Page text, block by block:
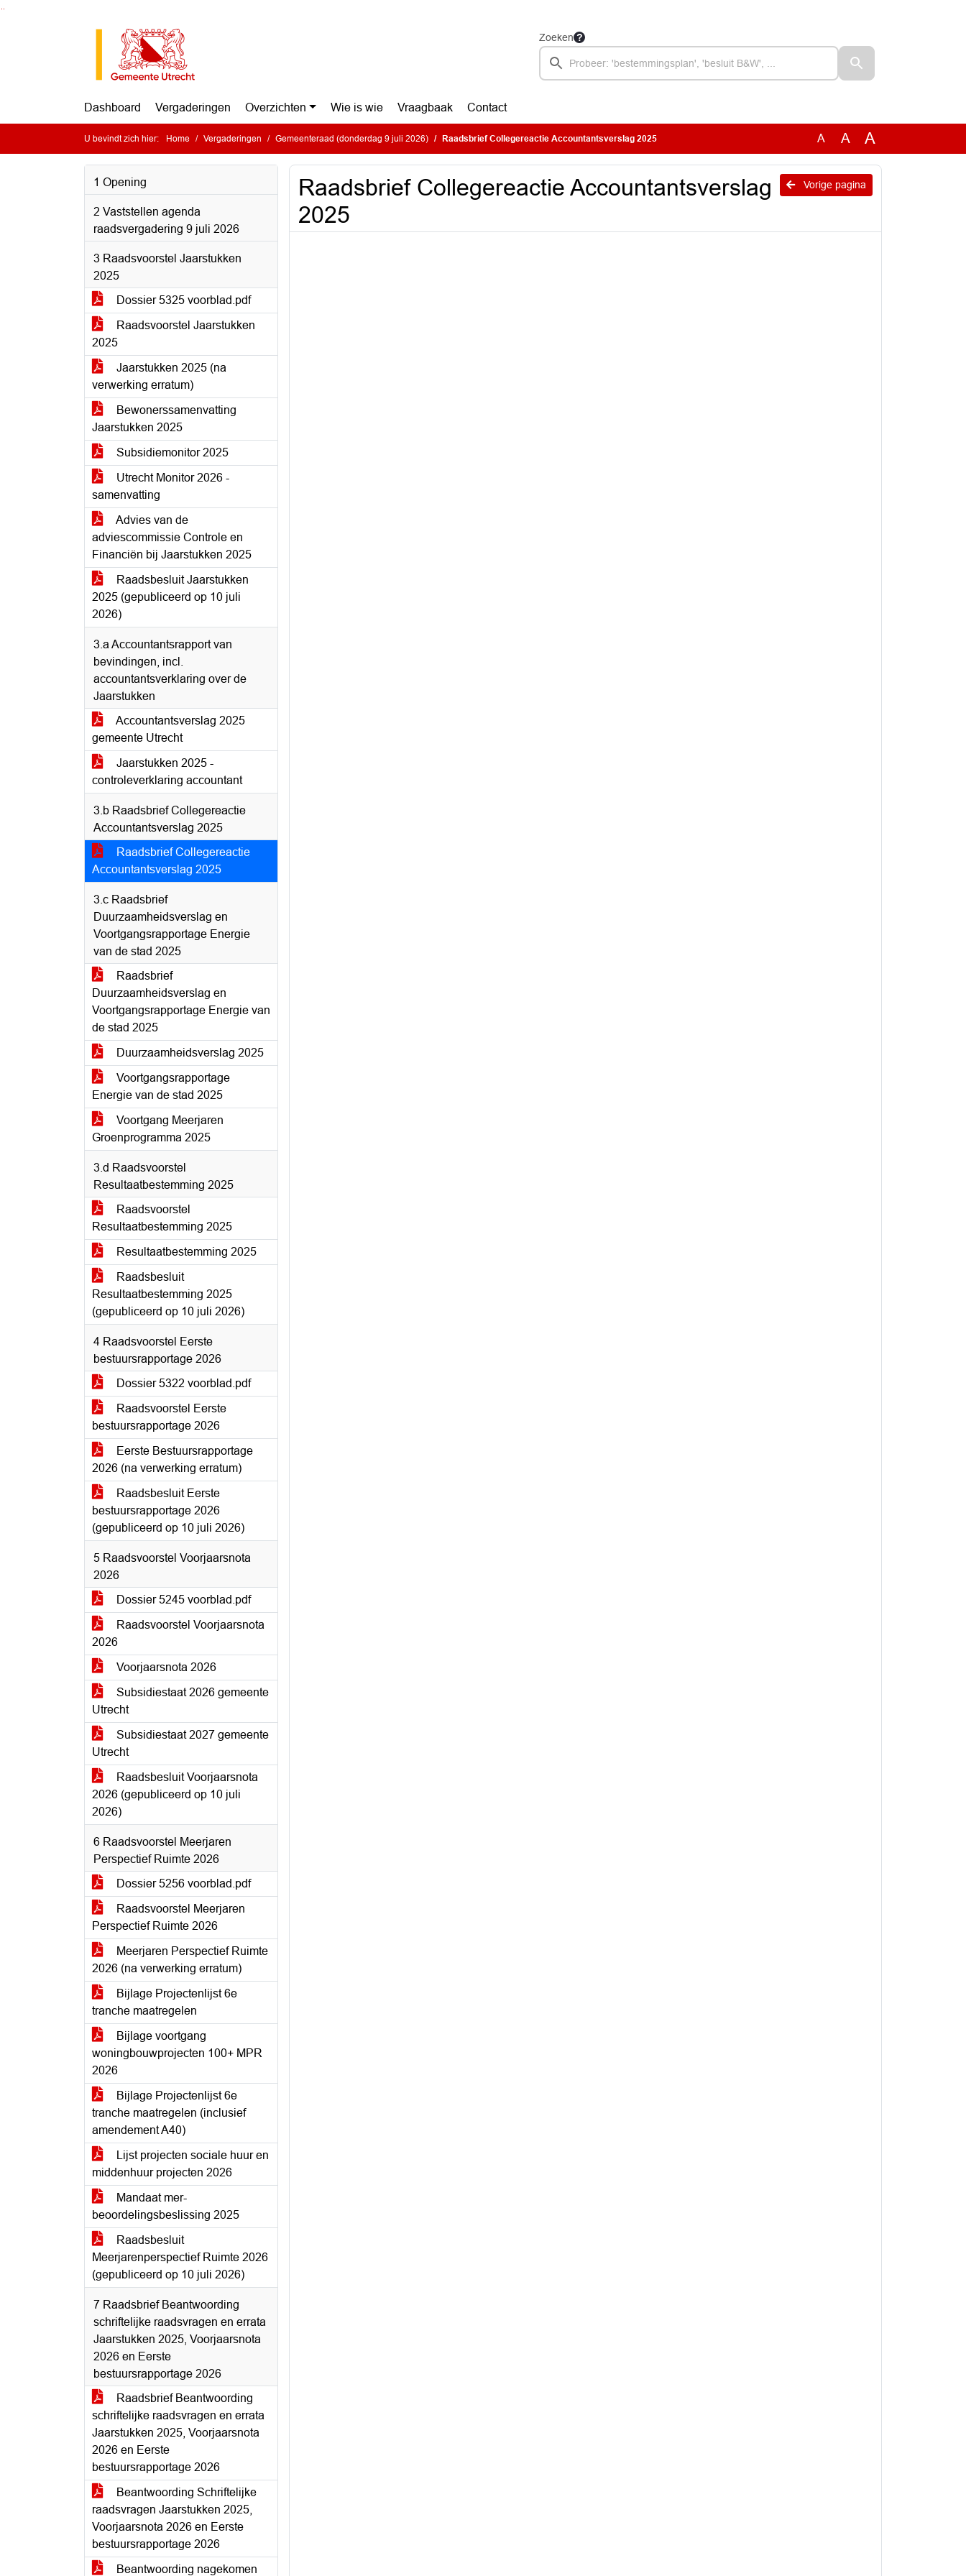
Zoeken
Dashboard Vergaderingen Overzichten Wie is wie Vraagbaak Contact
U bevindt zich hier: Home Vergaderingen Gemeenteraad (donderdag 9 juli 2026) Raadsbrief Collegereactie Accountantsverslag 2025 A A A
1 Opening
2 Vaststellen agenda
raadsvergadering 9 juli 2026
3 Raadsvoorstel Jaarstukken
2025
Dossier 5325 voorblad.pdf
Raadsvoorstel Jaarstukken
2025
Jaarstukken 2025 (na
verwerking erratum)
Bewonerssamenvatting
Jaarstukken 2025
Subsidiemonitor 2025
Utrecht Monitor 2026 -
samenvatting
Advies van de
adviescommissie Controle en
Financiën bij Jaarstukken 2025
Raadsbesluit Jaarstukken
2025 (gepubliceerd op 10 juli
2026)
3.a Accountantsrapport van
bevindingen, incl.
accountantsverklaring over de
Jaarstukken
Accountantsverslag 2025
gemeente Utrecht
Jaarstukken 2025 -
controleverklaring accountant
3.b Raadsbrief Collegereactie
Accountantsverslag 2025
Raadsbrief Collegereactie
Accountantsverslag 2025
3.c Raadsbrief
Duurzaamheidsverslag en
Voortgangsrapportage Energie
van de stad 2025
Raadsbrief
Duurzaamheidsverslag en
Voortgangsrapportage Energie van
de stad 2025
Duurzaamheidsverslag 2025
Voortgangsrapportage
Energie van de stad 2025
Voortgang Meerjaren
Groenprogramma 2025
3.d Raadsvoorstel
Resultaatbestemming 2025
Raadsvoorstel
Resultaatbestemming 2025
Resultaatbestemming 2025
Raadsbesluit
Resultaatbestemming 2025
(gepubliceerd op 10 juli 2026)
4 Raadsvoorstel Eerste
bestuursrapportage 2026
Dossier 5322 voorblad.pdf
Raadsvoorstel Eerste
bestuursrapportage 2026
Eerste Bestuursrapportage
2026 (na verwerking erratum)
Raadsbesluit Eerste
bestuursrapportage 2026
(gepubliceerd op 10 juli 2026)
5 Raadsvoorstel Voorjaarsnota
2026
Dossier 5245 voorblad.pdf
Raadsvoorstel Voorjaarsnota
2026
Voorjaarsnota 2026
Subsidiestaat 2026 gemeente
Utrecht
Subsidiestaat 2027 gemeente
Utrecht
Raadsbesluit Voorjaarsnota
2026 (gepubliceerd op 10 juli
2026)
6 Raadsvoorstel Meerjaren
Perspectief Ruimte 2026
Dossier 5256 voorblad.pdf
Raadsvoorstel Meerjaren
Perspectief Ruimte 2026
Meerjaren Perspectief Ruimte
2026 (na verwerking erratum)
Bijlage Projectenlijst 6e
tranche maatregelen
Bijlage voortgang
woningbouwprojecten 100+ MPR
2026
Bijlage Projectenlijst 6e
tranche maatregelen (inclusief
amendement A40)
Lijst projecten sociale huur en
middenhuur projecten 2026
Mandaat mer-
beoordelingsbeslissing 2025
Raadsbesluit
Meerjarenperspectief Ruimte 2026
(gepubliceerd op 10 juli 2026)
7 Raadsbrief Beantwoording
schriftelijke raadsvragen en errata
Jaarstukken 2025, Voorjaarsnota
2026 en Eerste
bestuursrapportage 2026
Raadsbrief Beantwoording
schriftelijke raadsvragen en errata
Jaarstukken 2025, Voorjaarsnota
2026 en Eerste
bestuursrapportage 2026
Beantwoording Schriftelijke
raadsvragen Jaarstukken 2025,
Voorjaarsnota 2026 en Eerste
bestuursrapportage 2026
Beantwoording nagekomen
Vorige pagina
Raadsbrief Collegereactie Accountantsverslag
2025